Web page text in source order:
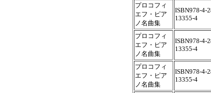
プロコフィ
エフ・ピア
ノ名曲集
ISBN978-4-
13355-4
プロコフィ
エフ・ピア
ノ名曲集
ISBN978-4-
13355-4
プロコフィ
エフ・ピア
ノ名曲集
ISBN978-4-
13355-4